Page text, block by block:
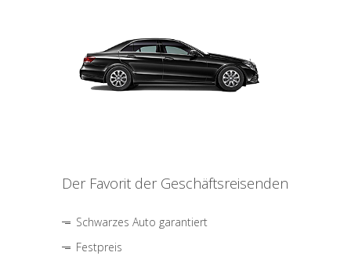
Der Favorit der Geschäftsreisenden
Schwarzes Auto garantiert
Festpreis